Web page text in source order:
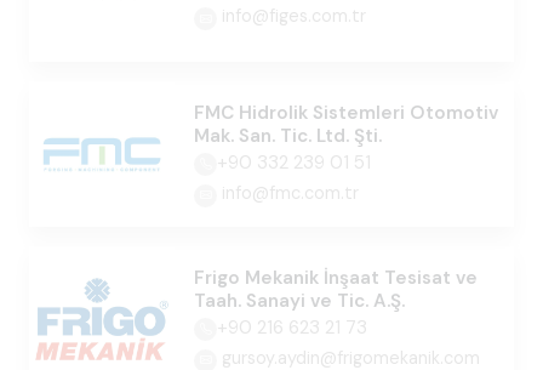
info@figes.com.tr
FMC Hidrolik Sistemleri Otomotiv
Mak. San. Tic. Ltd. Şti.
+90 332 239 01 51
info@fmc.com.tr
Frigo Mekanik İnşaat Tesisat ve
Taah. Sanayi ve Tic. A.Ş.
+90 216 623 21 73
gursoy.aydin@frigomekanik.com